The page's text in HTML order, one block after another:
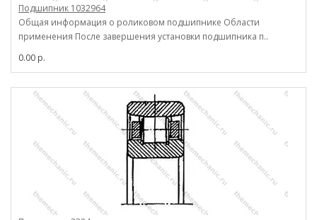
Подшипник 1032964
Общая информация о роликовом подшипнике Области
применения После завершения установки подшипника п..
0.00 р.